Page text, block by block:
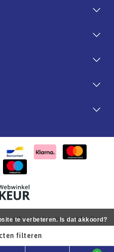
specialist. Van antifouling
- RealizationInStijl Media
filteren
te verbeteren. Is dat akkoord?
Meer over cookies »